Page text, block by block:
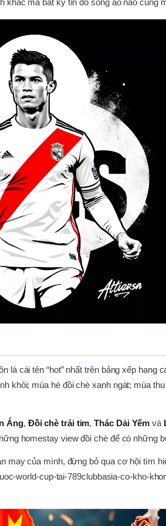
khắc mà bất kỳ tín đồ sống ảo nào cũng
cái tên “hot” nhất trên bảng xếp hạng
khôi; mùa hè đồi chè xanh ngát; mùa
Áng, Đồi chè trái tim,Thác Dải Yếm và
homestay view đồi chè để có những
của mình, đừng bỏ qua cơ hội tìm
world-cup-tai-789clubbasia-co-kho-